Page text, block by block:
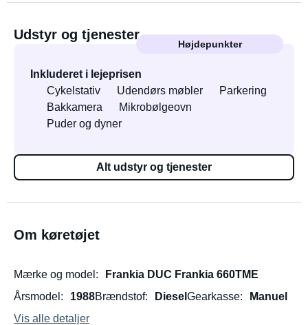
Udstyr og tjenester
Højdepunkter
Inkluderet i lejeprisen
Cykelstativ
Udendørs møbler
Parkering
Bakkamera
Mikrobølgeovn
Puder og dyner
Alt udstyr og tjenester
Om køretøjet
Mærke og model
Frankia DUC Frankia 660TME
Årsmodel
1988Brændstof Diesel Gearkasse
Manuel
Vis alle detaljer